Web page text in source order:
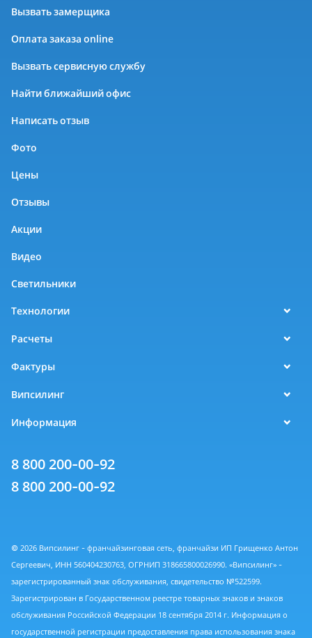
Вызвать замерщика
Оплата заказа online
Вызвать сервисную службу
Найти ближайший офис
Написать отзыв
Фото
Цены
Отзывы
Акции
Видео
Светильники
Технологии
Расчеты
Фактуры
Випсилинг
Информация
8 800 200-00-92
8 800 200-00-92
© 2026 Випсилинг - франчайзинговая сеть, франчайзи ИП Грищенко Антон
Сергеевич, ИНН 560404230763, ОГРНИП 318665800026990. «Випсилинг» -
зарегистрированный знак обслуживания, свидетельство №522599.
Зарегистрирован в Государственном реестре товарных знаков и знаков
обслуживания Российской Федерации 18 сентября 2014 г. Информация о
государственной регистрации предоставления права использования знака